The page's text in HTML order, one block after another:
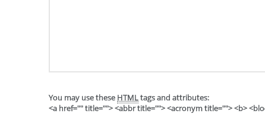
You may use these HTMLtags and attributes:
<a href="" title=""> <abbr title=""> <acronym title=""> <b>